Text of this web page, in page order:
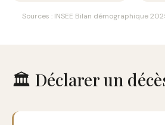
Sources : INSEE Bilan démographique
🏛️ Déclarer un